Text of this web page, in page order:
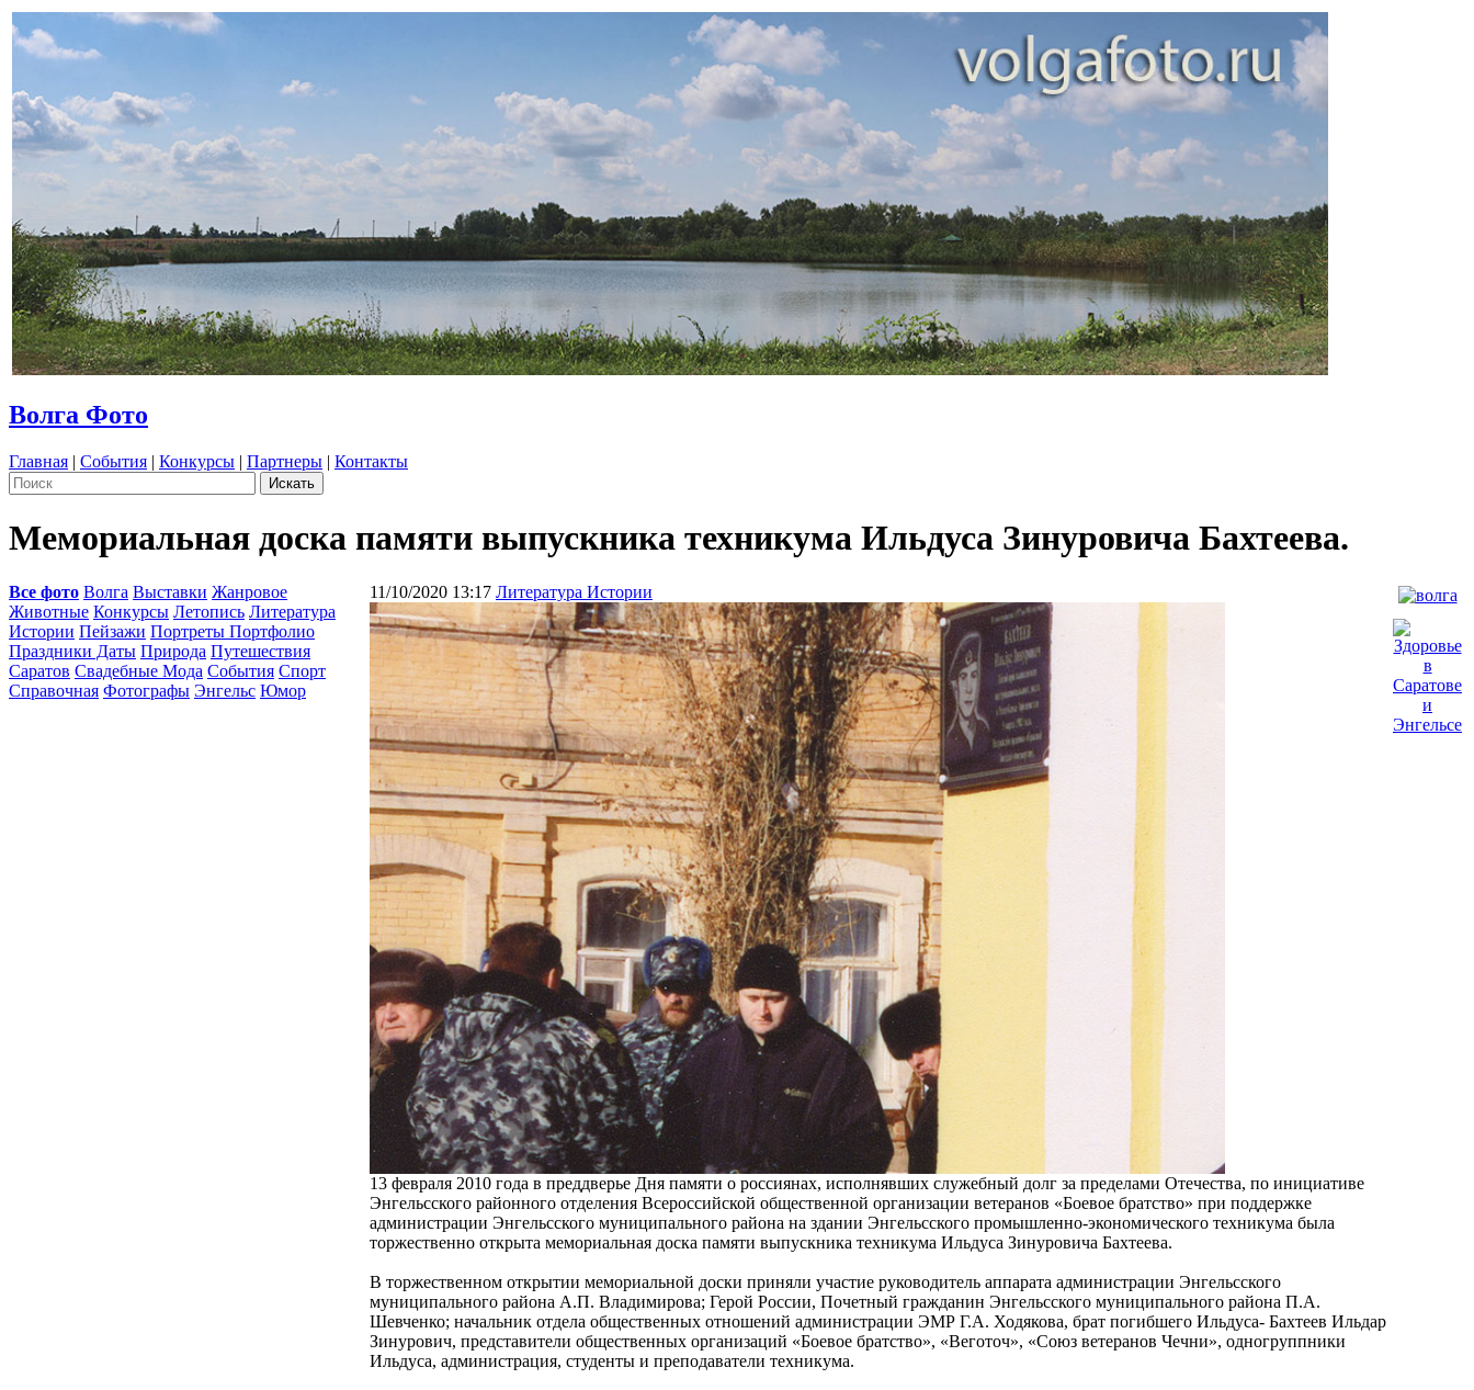
Волга Фото
Главная | События | Конкурсы | Партнеры | Контакты
Мемориальная доска памяти выпускника техникума Ильдуса Зинуровича Бахтеева.
Все фото Волга Выставки Жанровое
Животные Конкурсы Летопись Литература
Истории Пейзажи Портреты Портфолио
Праздники Даты Природа Путешествия
Саратов Свадебные Мода События Спорт
Справочная Фотографы Энгельс Юмор
11/10/2020 13:17 Литература Истории
13 февраля 2010 года в преддверье Дня памяти о россиянах, исполнявших служебный долг за пределами Отечества, по инициативе
Энгельсского районного отделения Всероссийской общественной организации ветеранов «Боевое братство» при поддержке
администрации Энгельсского муниципального района на здании Энгельсского промышленно-экономического техникума была
торжественно открыта мемориальная доска памяти выпускника техникума Ильдуса Зинуровича Бахтеева.
В торжественном открытии мемориальной доски приняли участие руководитель аппарата администрации Энгельсского
муниципального района А.П. Владимирова; Герой России, Почетный гражданин Энгельсского муниципального района П.А.
Шевченко; начальник отдела общественных отношений администрации ЭМР Г.А. Ходякова, брат погибшего Ильдуса- Бахтеев Ильдар
Зинурович, представители общественных организаций «Боевое братство», «Веготоч», «Союз ветеранов Чечни», одногруппники
Ильдуса, администрация, студенты и преподаватели техникума.